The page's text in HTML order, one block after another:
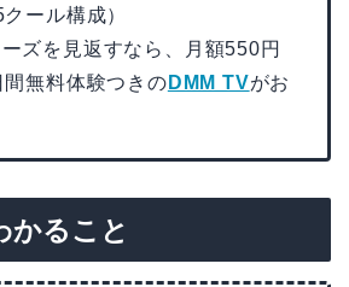
ール構成）
ズを見返すなら、月額550円
間無料体験つきの DMM TVがお
かること